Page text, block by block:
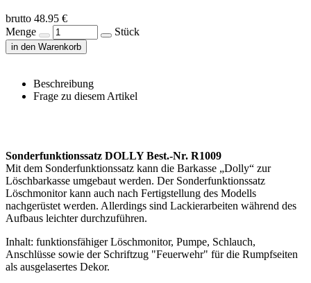
brutto 48.95 €
Menge
Stück
in den Warenkorb
Beschreibung
Frage zu diesem Artikel
Sonderfunktionssatz DOLLY Best.-Nr. R1009
Mit dem Sonderfunktionssatz kann die Barkasse „Dolly“ zur
Löschbarkasse umgebaut werden. Der Sonderfunktionssatz
Löschmonitor kann auch nach Fertigstellung des Modells
nachgerüstet werden. Allerdings sind Lackierarbeiten während des
Aufbaus leichter durchzuführen.
Inhalt: funktionsfähiger Löschmonitor, Pumpe, Schlauch,
Anschlüsse sowie der Schriftzug "Feuerwehr" für die Rumpfseiten
als ausgelasertes Dekor.